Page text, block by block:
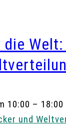
10:00 – 18:00
und